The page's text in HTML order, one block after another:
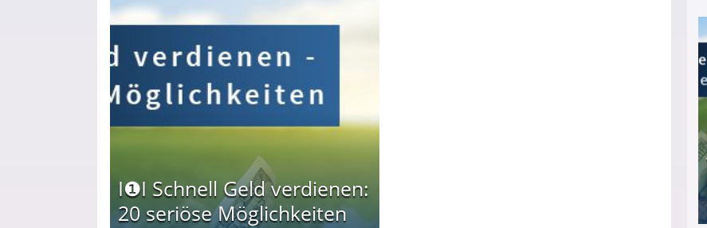
I❶I Schnell Geld verdienen:
20 seriöse Möglichkeiten